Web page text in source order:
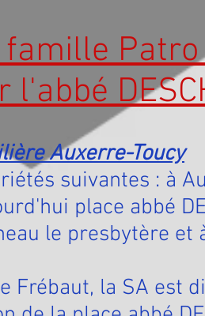
Patro
Auxerre-Toucy
suivantes : à
place abbé
le presbytère et
Frébaut, la SA est